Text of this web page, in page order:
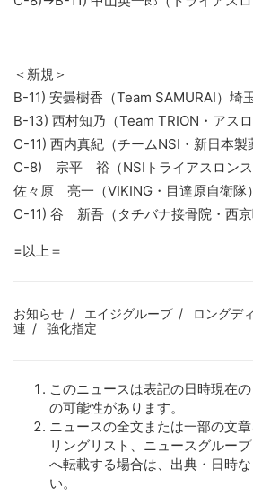
＜新規＞
B-11) 安曇樹香（Team SAMURAI）埼
B-13) 西村知乃（Team TRION・アス
C-11) 西内真紀（チームNSI・新日本製
C-8) 宗平 裕（NSIトライアスロンス
佐々原 亮一（VIKING・目達原自衛隊
C-11) 谷 新吾（タチバナ接骨院・西
=以上＝
お知らせ エイジグループ ロングデ
連
強化指定
このニュースは表記の日時現在
の可能性があります。
ニュースの全文または一部の文
リングリスト、ニュースグルー
へ転載する場合は、出典・日時
い。